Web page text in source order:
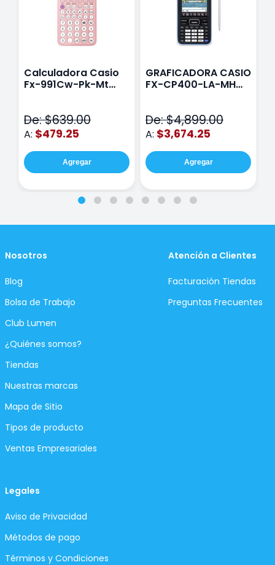
Calculadora Casio
Fx-991Cw-Pk-Mt
De: $639.00
A: $479.25
Agregar
GRAFICADORA CASIO
FX-CP400-LA-MH
De: $4,899.00
A: $3,674.25
Agregar
Nosotros
Blog
Bolsa de Trabajo
Club Lumen
¿Quiénes somos?
Tiendas
Nuestras marcas
Mapa de Sitio
Tipos de producto
Ventas Empresariales
Atención a Clientes
Facturación Tiendas
Preguntas Frecuentes
Legales
Aviso de Privacidad
Métodos de pago
Términos y Condiciones